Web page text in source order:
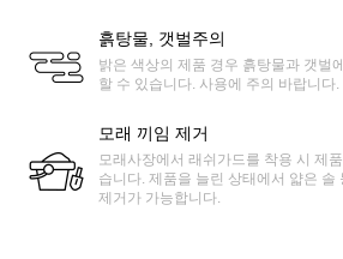
흙탕물, 갯벌주의
밝은 색상의 제품 경우 흙탕물과 갯벌
할 수 있습니다. 사용에 주의 바랍니다.
모래 끼임 제거
모래사장에서 래쉬가드를 착용 시 제
습니다. 제품을 늘린 상태에서 얇은 솔
제거가 가능합니다.